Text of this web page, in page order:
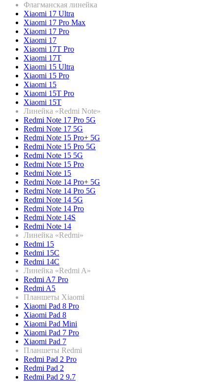
Флагманская линейка
Xiaomi 17 Ultra
Xiaomi 17 Pro Max
Xiaomi 17 Pro
Xiaomi 17
Xiaomi 17T Pro
Xiaomi 17T
Xiaomi 15 Ultra
Xiaomi 15 Pro
Xiaomi 15
Xiaomi 15T Pro
Xiaomi 15T
Линейка «Redmi Note»
Redmi Note 17 Pro 5G
Redmi Note 17 5G
Redmi Note 15 Pro+ 5G
Redmi Note 15 Pro 5G
Redmi Note 15 5G
Redmi Note 15 Pro
Redmi Note 15
Redmi Note 14 Pro+ 5G
Redmi Note 14 Pro 5G
Redmi Note 14 5G
Redmi Note 14 Pro
Redmi Note 14S
Redmi Note 14
Линейка «Redmi»
Redmi 15
Redmi 15C
Redmi 14C
Линейка «Redmi A»
Redmi A7 Pro
Redmi A5
Планшеты Xiaomi
Xiaomi Pad 8 Pro
Xiaomi Pad 8
Xiaomi Pad Mini
Xiaomi Pad 7 Pro
Xiaomi Pad 7
Планшеты Redmi
Redmi Pad 2 Pro
Redmi Pad 2
Redmi Pad 2 9.7